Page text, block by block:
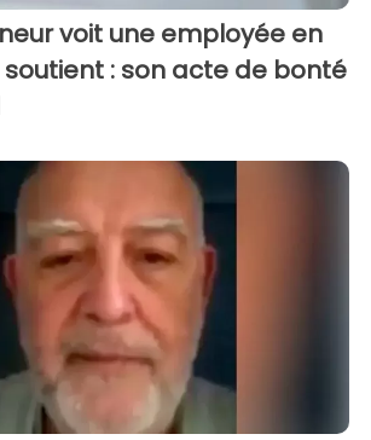
voit une employée en
: son acte de bonté